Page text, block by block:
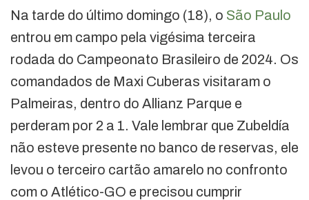
Na tarde do último domingo (18), o São Paulo
entrou em campo pela vigésima terceira
rodada do Campeonato Brasileiro de 2024. Os
comandados de Maxi Cuberas visitaram o
Palmeiras, dentro do Allianz Parque e
perderam por 2 a 1. Vale lembrar que Zubeldía
não esteve presente no banco de reservas, ele
levou o terceiro cartão amarelo no confronto
com o Atlético-GO e precisou cumprir